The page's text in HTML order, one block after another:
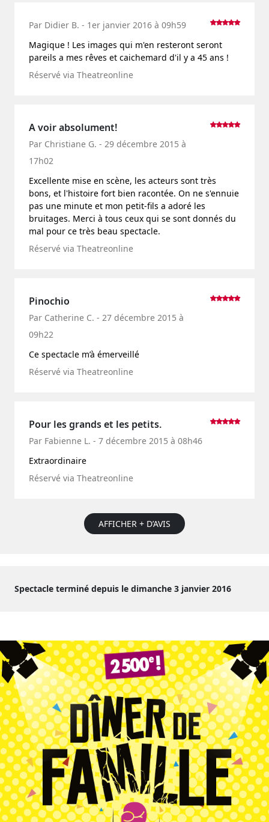
Par Didier B. - 1er janvier 2016 à 09h59
Magique ! Les images qui m'en resteront seront
pareils a mes rêves et caichemard d'il y a 45 ans !
Réservé via Theatreonline
A voir absolument!
Par Christiane G. - 29 décembre 2015 à
17h02
Excellente mise en scène, les acteurs sont très
bons, et l'histoire fort bien racontée. On ne s'ennuie
pas une minute et mon petit-fils a adoré les
bruitages. Merci à tous ceux qui se sont donnés du
mal pour ce très beau spectacle.
Réservé via Theatreonline
Pinochio
Par Catherine C. - 27 décembre 2015 à
09h22
Ce spectacle m’à émerveillé
Réservé via Theatreonline
Pour les grands et les petits.
Par Fabienne L. - 7 décembre 2015 à 08h46
Extraordinaire
Réservé via Theatreonline
AFFICHER + D’AVIS
Spectacle terminé depuis le dimanche 3 janvier 2016